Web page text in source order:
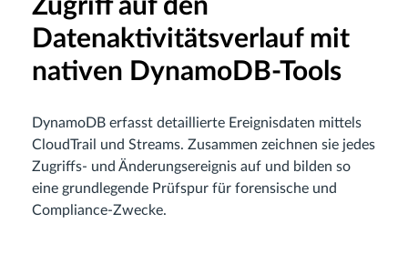
Zugriff auf den
Datenaktivitätsverlauf mit
nativen DynamoDB-Tools
DynamoDB erfasst detaillierte Ereignisdaten mittels
CloudTrail und Streams. Zusammen zeichnen sie jedes
Zugriffs- und Änderungsereignis auf und bilden so
eine grundlegende Prüfspur für forensische und
Compliance-Zwecke.